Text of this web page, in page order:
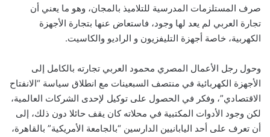
صرف المستلزمات المدرسية للتلاميذ بالمجان، وهو ما يعني أن
تجارة العربي لم يعد لها وجود، فاستعاض عنها بتجارة الأجهزة
الكهربية، خاصة أجهزة التليفزيون و الراديو والكاسيت.
وحول رجل الأعمال المصري محمود العربي تجارته بالكامل إلى
الأجهزة الكهربائية في منتصف السبعينات مع انطلاق سياسة “الانفتاح
الاقتصادي”، وفكر في الحصول على توكيل لإحدى الشركات العالمية،
لكن وجود الأدوات المكتبية في محلاته كان يقف حائلا دون ذلك، إلى
أن تعرف على أحد اليابانيين الدارسين “بالجامعة الأمريكية” بالقاهرة،